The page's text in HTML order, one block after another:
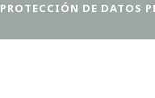
PROTECCIÓN DE DATOS